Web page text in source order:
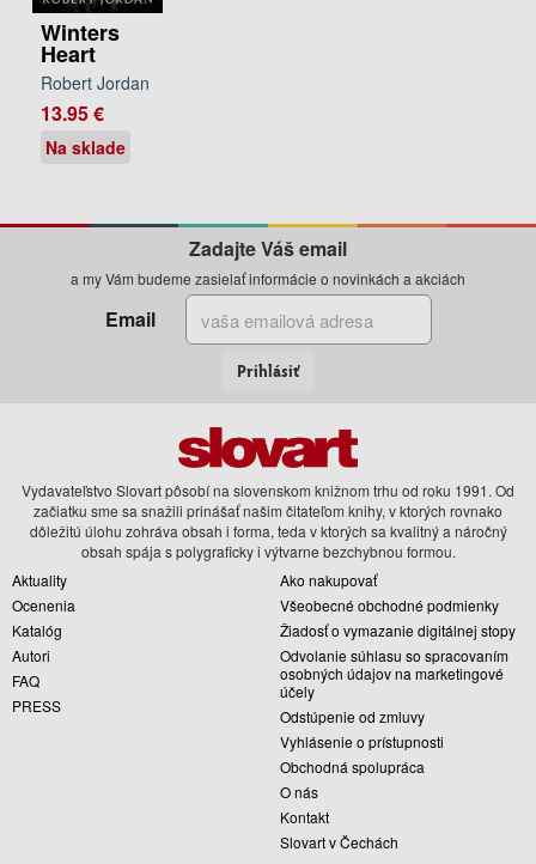
Winters
Heart
Robert Jordan
13.95 €
Na sklade
Zadajte Váš email
a my Vám budeme zasielať informácie o novinkách a akciách
Email
Prihlásiť
Vydavateľstvo Slovart pôsobí na slovenskom knižnom trhu od roku 1991. Od
začiatku sme sa snažili prinášať našim čitateľom knihy, v ktorých rovnako
dôležitú úlohu zohráva obsah i forma, teda v ktorých sa kvalitný a náročný
obsah spája s polygraficky i výtvarne bezchybnou formou.
Aktuality
Ocenenia
Katalóg
Autori
FAQ
PRESS
Ako nakupovať
Všeobecné obchodné podmienky
Žiadosť o vymazanie digitálnej stopy
Odvolanie súhlasu so spracovaním
osobných údajov na marketingové
účely
Odstúpenie od zmluvy
Vyhlásenie o prístupnosti
Obchodná spolupráca
O nás
Kontakt
Slovart v Čechách